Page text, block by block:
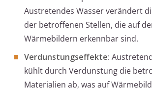
Austretendes Wasser verändert
der betroffenen Stellen, die auf
Wärmebildern erkennbar sind.
Verdunstungseffekte:
kühlt durch Verdunstung die
Materialien ab, was auf